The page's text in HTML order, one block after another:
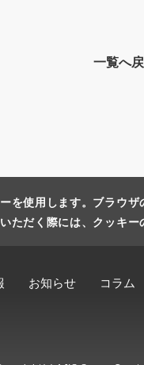
一覧へ
お知らせ コラム
使用します。ブラウ
ただく際には、クッキー